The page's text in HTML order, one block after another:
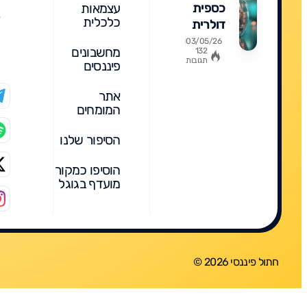
כספית
דולרית
2026:
מדריך
03/05/26
132
תגובות
עצמאות
כלכלית
מחשבונים
פיננסים
אתר
המומחים
הסיפור שלנו
הוסיפו כמקור
מועדף בגוגל
חתול פיננסי 2026 ©